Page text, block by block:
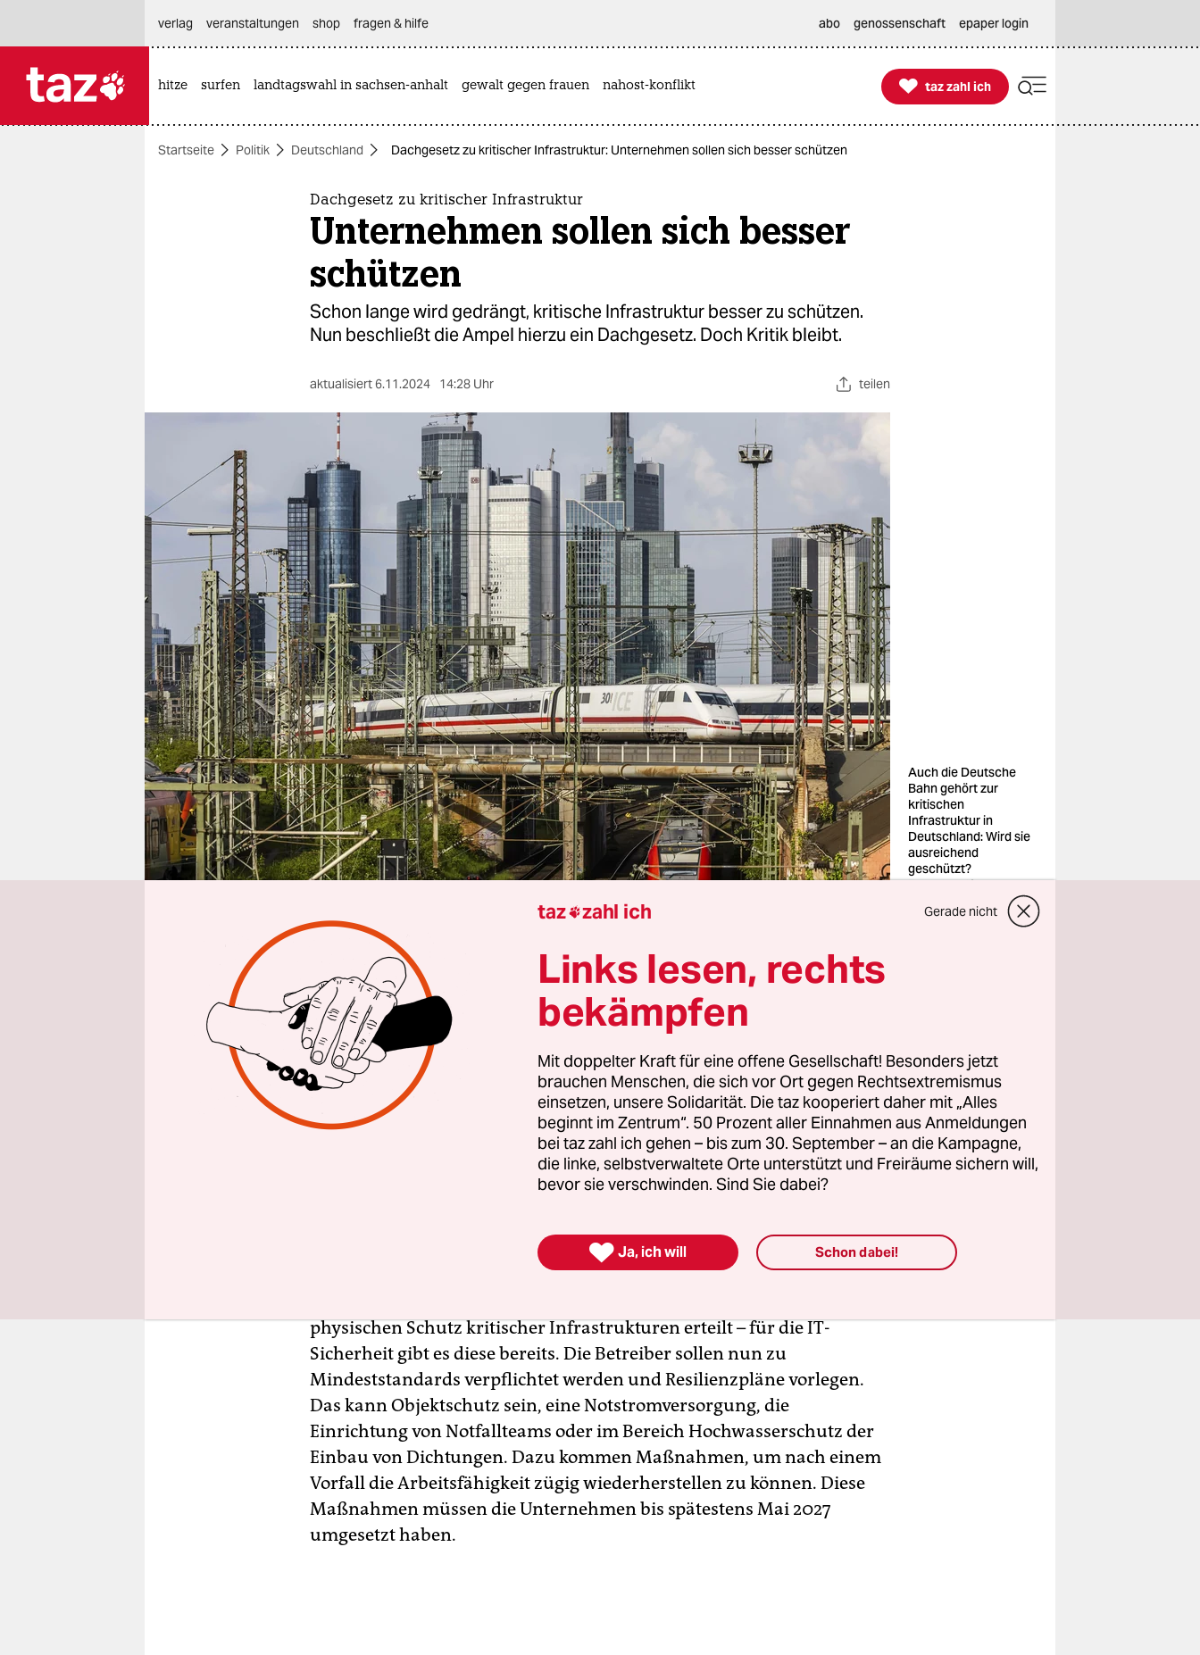
themen
wahrheit
verlag
verlag
veranstaltungen
shop
fragen & hilfe
unterstützen
abo
genossenschaft
epaper login
verlag
veranstaltungen shop fragen & hilfe abo genossenschaft epaper login
hitze surfen landtagswahl in sachsen-anhalt gewalt gegen frauen nahost-konflikt 
taz zahl ich
taz zahl ich
Startseite Politik Deutschland Dachgesetz zu kritischer Infrastruktur: Unternehmen sollen sich besser schützen
Dachgesetz zu kritischer Infrastruktur
Unternehmen sollen sich besser
schützen
Schon lange wird gedrängt, kritische Infrastruktur besser zu schützen.
Nun beschließt die Ampel hierzu ein Dachgesetz. Doch Kritik bleibt.
aktualisiert6.11.2024 14:28 Uhr teilen
Auch die Deutsche
Bahn gehört zur
kritischen
Infrastruktur in
Deutschland: Wird sie
ausreichend
geschützt?
Foto: Arnulf
Aus Berlin
Gefahren durchÜberschwemmungen wie im Ahrtal
oder Terrorakte
: Schon länger gibt es ein Drängen, die kritische
Infrastruktur in Deutschland besser zu schützen – Krankenhäuser,
Energieversorger oder die Verwaltung. Bereits im Sommer 2023 legte
Bundesinnenministerin Nancy Faeser (SPD)dafür einen
, das Kritis-Dachgesetz. Nach teils deutlicher Kritik
wurde der Entwurf nachgebessert – und am Mittwoch nun im Kabinett
Mit dem Gesetz wird eine EU-Richtlinie umgesetzt. Künftig werden
physischen Schutz kritischer Infrastrukturen erteilt – für die IT-
Sicherheit gibt es diese bereits. Die Betreiber sollen nun zu
Mindeststandards verpflichtet werden und Resilienzpläne vorlegen.
Das kann Objektschutz sein, eine Notstromversorgung, die
Einrichtung von Notfallteams oder im Bereich Hochwasserschutz der
Einbau von Dichtungen. Dazu kommen Maßnahmen, um nach einem
Vorfall die Arbeitsfähigkeit zügig wiederherstellen zu können. Diese
Maßnahmen müssen die Unternehmen bis spätestens Mai 2027
umgesetzt haben.
taz zahl ich Gerade nicht
Links lesen, rechts
bekämpfen
Mit doppelter Kraft für eine offene Gesellschaft! Besonders jetzt
brauchen Menschen, die sich vor Ort gegen Rechtsextremismus
einsetzen, unsere Solidarität. Die taz kooperiert daher mit „Alles
beginnt im Zentrum“. 50 Prozent aller Einnahmen aus Anmeldungen
bei taz zahl ich gehen – bis zum 30. September – an die Kampagne,
die linke, selbstverwaltete Orte unterstützt und Freiräume sichern will,
bevor sie verschwinden. Sind Sie dabei?
 Ja, ich will Schon dabei!